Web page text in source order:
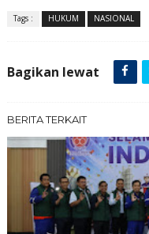
Tags : HUKUM NASIONAL
Bagikan lewat
BERITA TERKAIT